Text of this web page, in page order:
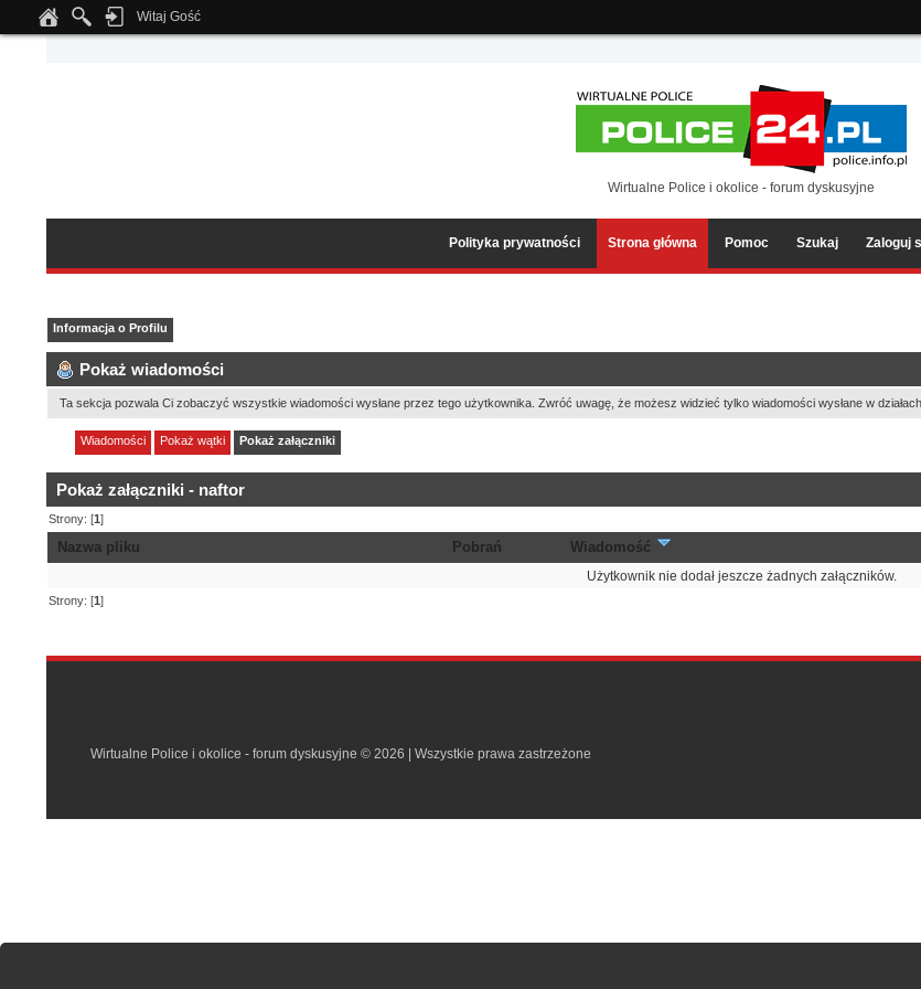
Notice: Undefined index: tapatalk_body_hook in
Witaj Gość
Wirtualne Police i okolice - forum dyskusyjne
Polityka prywatności Strona główna Pomoc Szukaj Zaloguj
Informacja o Profilu
Pokaż wiadomości
Ta sekcja pozwala Ci zobaczyć wszystkie wiadomości wysłane przez tego użytkownika. Zwróć uwagę, że możesz widzieć tylko wiadomości wysłane w
Wiadomości Pokaż wątki Pokaż załączniki
Pokaż załączniki - naftor
Strony: [1]
Nazwa pliku Pobrań Wiadomość
Użytkownik nie dodał jeszcze żadnych załączników.
Strony: [1]
Wirtualne Police i okolice - forum dyskusyjne © 2026 | Wszystkie prawa zastrzeżone